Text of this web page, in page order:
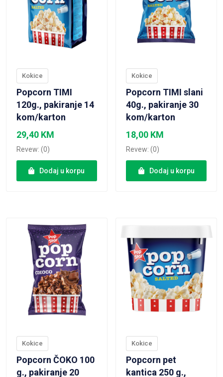
Kokice
Popcorn TIMI
120g., pakiranje 14
kom/karton
29,40 KM
Revew: (0)
Dodaj u korpu
Kokice
Popcorn TIMI slani
40g., pakiranje 30
kom/karton
18,00 KM
Revew: (0)
Dodaj u korpu
Kokice
Popcorn ČOKO 100
g., pakiranje 20
Kokice
Popcorn pet
kantica 250 g.,